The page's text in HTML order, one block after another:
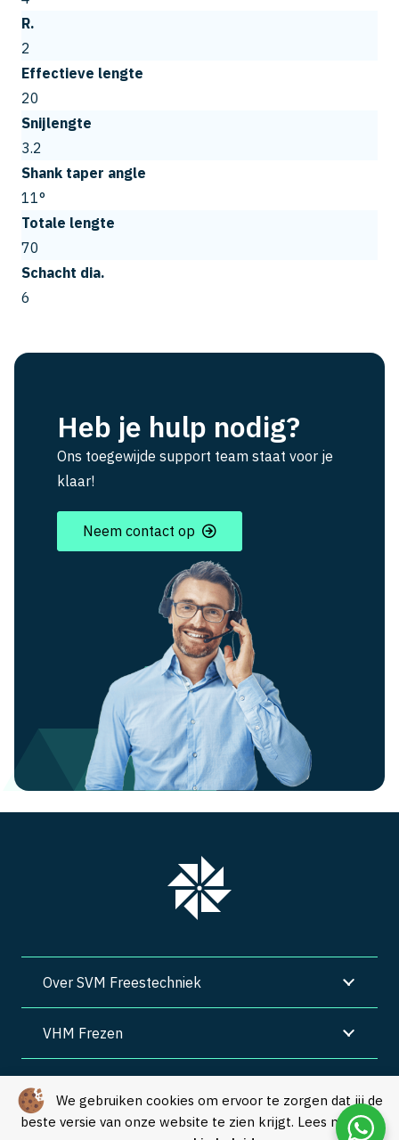
We gebruiken cookies om ervoor te zorgen dat jij de
beste versie van onze website te zien krijgt. Lees meer in
R.
2
Effectieve lengte
20
Snijlengte
3.2
Shank taper angle
11°
Totale lengte
70
Schacht dia.
6
Heb je hulp nodig?
Ons toegewijde support team staat voor je
klaar!
Neem contact op
Over SVM Freestechniek
VHM Frezen
Algemene voorwaarden | Privacy